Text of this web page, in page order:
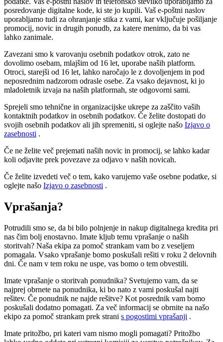
posredovanje digitalne kode, ki ste jo kupili. Vaš e-poštni naslov
uporabljamo tudi za ohranjanje stika z vami, kar vključuje pošiljanje
promocij, novic in drugih ponudb, za katere menimo, da bi vas
lahko zanimale.
Zavezani smo k varovanju osebnih podatkov otrok, zato ne
dovolimo osebam, mlajšim od 16 let, uporabe naših platform.
Otroci, starejši od 16 let, lahko naročajo le z dovoljenjem in pod
neposrednim nadzorom odrasle osebe. Za vsako dejavnost, ki jo
mladoletnik izvaja na naših platformah, ste odgovorni sami.
Sprejeli smo tehnične in organizacijske ukrepe za zaščito vaših
kontaktnih podatkov in osebnih podatkov. Če želite dostopati do
svojih osebnih podatkov ali jih spremeniti, si oglejte našo Izjavo o
zasebnosti .
Če ne želite več prejemati naših novic in promocij, se lahko kadar
koli odjavite prek povezave za odjavo v naših novicah.
Če želite izvedeti več o tem, kako varujemo vaše osebne podatke, si
oglejte našo Izjavo o zasebnosti .
Vprašanja?
Potrudili smo se, da bi bilo polnjenje in nakup digitalnega kredita pri
nas čim bolj enostavno. Imate kljub temu vprašanje o naših
storitvah? Naša ekipa za pomoč strankam vam bo z veseljem
pomagala. Vsako vprašanje bomo poskušali rešiti v roku 2 delovnih
dni. Če nam v tem roku ne uspe, vas bomo o tem obvestili.
Imate vprašanje o storitvah ponudnika? Svetujemo vam, da se
najprej obrnete na ponudnika, ki bo nato z vami poskušal najti
rešitev. Če ponudnik ne najde rešitve? Kot posrednik vam bomo
poskušali dodatno pomagati. Za več informacij se obrnite na našo
ekipo za pomoč strankam prek strani s pogostimi vprašanji .
Imate pritožbo, pri kateri vam nismo mogli pomagati? Pritožbo